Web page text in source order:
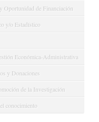
Oportunidad de Financiación
y/o Estadístico
Económica-Administrativa
y Donaciones
de la Investigación
conocimiento